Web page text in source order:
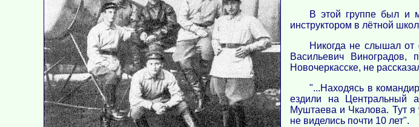
В этой группе был и
инструктором в лётной
Никогда не слышал
Васильевич
Новочеркасске, не
"...Находясь в
ездили на Центральный
Муштаева и Чкалова. Тут я
не виделись почти 10 лет".